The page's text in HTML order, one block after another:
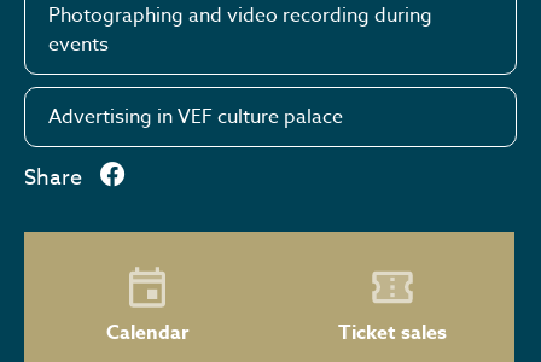
Photographing and video recording during
events
Advertising in VEF culture palace
Share
Calendar Ticket sales